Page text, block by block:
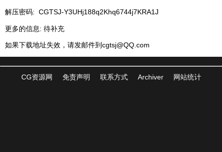
解压密码: CGTSJ-Y3UHj188q2Khq6744j7KRA1J
更多的信息: 待补充
如果下载地址失效，请发邮件到cgtsj@QQ.com
CG资源网 免责声明 联系方式 Archiver 网站统计